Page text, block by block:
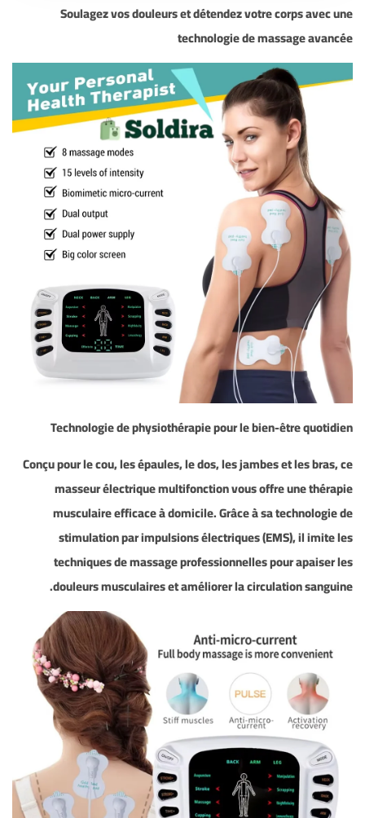
Soulagez vos douleurs et détendez votre corps avec une
technologie de massage avancée
Technologie de physiothérapie pour le bien-être quotidien
Conçu pour le cou, les épaules, le dos, les jambes et les bras, ce
masseur électrique multifonction vous offre unethérapie
musculaire efficaceà domicile. Grâce à satechnologie de
stimulation par impulsions électriques (EMS), il imite les
techniques de massage professionnelles pour apaiser les
douleurs musculaires et améliorer la circulation sanguine.